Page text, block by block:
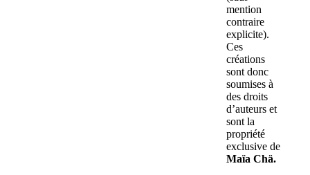
mention
contraire
explicite).
Ces
créations
sont donc
soumises à
des droits
d’auteurs et
sont la
propriété
exclusive de
Maïa Chä.